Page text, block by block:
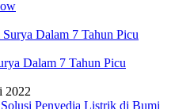
Dalam 7 Tahun Picu
2022